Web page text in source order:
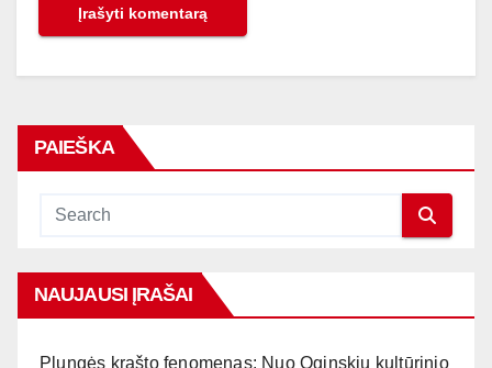
PAIEŠKA
NAUJAUSI ĮRAŠAI
Plungės krašto fenomenas: Nuo Oginskių kultūrinio